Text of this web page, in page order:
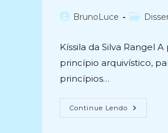
Pessoais
(2008)
AutorBrunoLuce
Categoria
Kíssila da Silva Rangel
princípio arquivístico,
princípios…
Continue Lendo
O